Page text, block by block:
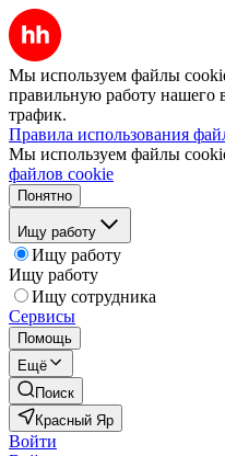
Мы используем файлы
правильную работу нашего
трафик.
Правила использования
Мы используем файлы
файлов cookie
Понятно
Ищу работу
Ищу работу
Ищу работу
Ищу сотрудника
Сервисы
Помощь
Ещё
Поиск
Красный Яр
Войти